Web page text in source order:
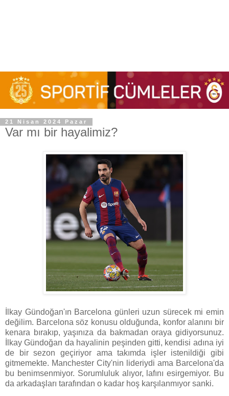
21 Nisan 2024 Pazar
Var mı bir hayalimiz?
İlkay Gündoğan'ın Barcelona günleri uzun sürecek mi emin
değilim. Barcelona söz konusu olduğunda, konfor alanını bir
kenara bırakıp, yaşınıza da bakmadan oraya gidiyorsunuz.
İlkay Gündoğan da hayalinin peşinden gitti, kendisi adına iyi
de bir sezon geçiriyor ama takımda işler istenildiği gibi
gitmemekte. Manchester City'nin lideriydi ama Barcelona'da
bu benimsenmiyor. Sorumluluk alıyor, lafını esirgemiyor. Bu
da arkadaşları tarafından o kadar hoş karşılanmıyor sanki.